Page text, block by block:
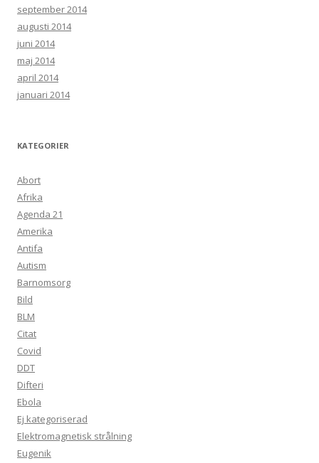
september 2014
augusti 2014
juni 2014
maj 2014
april 2014
januari 2014
KATEGORIER
Abort
Afrika
Agenda 21
Amerika
Antifa
Autism
Barnomsorg
Bild
BLM
Citat
Covid
DDT
Difteri
Ebola
Ej kategoriserad
Elektromagnetisk strålning
Eugenik